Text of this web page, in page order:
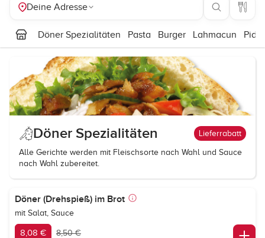
Deine Adresse
Döner Spezialitäten Pasta Burger Lahmacun Pide
Döner Spezialitäten Lieferrabatt
Alle Gerichte werden mit Fleischsorte nach Wahl und Sauce
nach Wahl zubereitet.
Döner (Drehspieß) im Brot
mit Salat, Sauce
8,08 € 8,50 €